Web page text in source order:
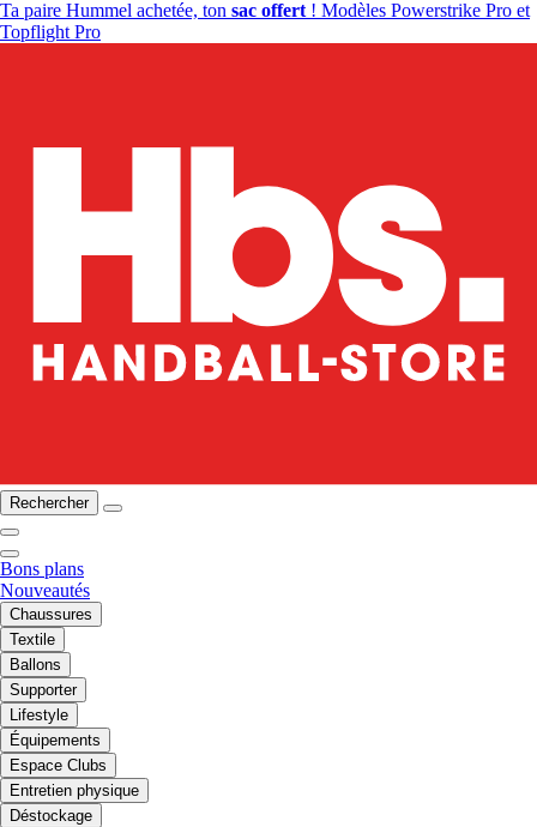
Ta paire Hummel achetée, ton sac offert ! Modèles Powerstrike Pro et
Topflight Pro
Rechercher
Bons plans
Nouveautés
Chaussures
Textile
Ballons
Supporter
Lifestyle
Équipements
Espace Clubs
Entretien physique
Déstockage